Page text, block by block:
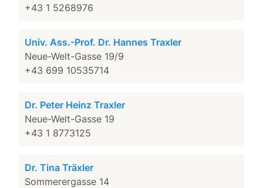
+43 1 5268976
Univ. Ass.-Prof. Dr. Hannes Traxler
Neue-Welt-Gasse 19/9
+43 699 10535714
Dr. Peter Heinz Traxler
Neue-Welt-Gasse 19
+43 1 8773125
Dr. Tina Träxler
Sommerergasse 14